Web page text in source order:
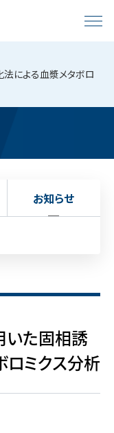
による血漿メタボロ
お知らせ
いた固相誘
ロミクス分析